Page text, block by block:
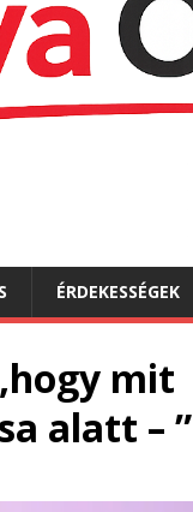
ÉRDEKESSÉGEK
mit
alatt – ”